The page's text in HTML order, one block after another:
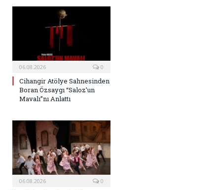
06.08.2026 0
Cihangir Atölye Sahnesinden
Boran Özsaygı “Saloz’un
Mavalı”nı Anlattı
06.08.2026 0